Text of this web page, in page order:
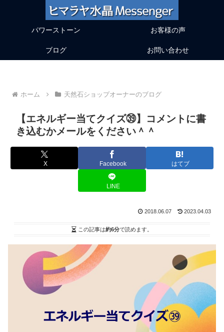
パワーストーン お客様の声
ブログ お問い合わせ
ホーム 天然石ショップオーナーのブログ
【エネルギー当てクイズ㊴】コメントに書
き込むかメールをください＾＾
X Facebook はてブ
LINE
2018.06.07 2023.04.03
この記事は約6分で読めます。